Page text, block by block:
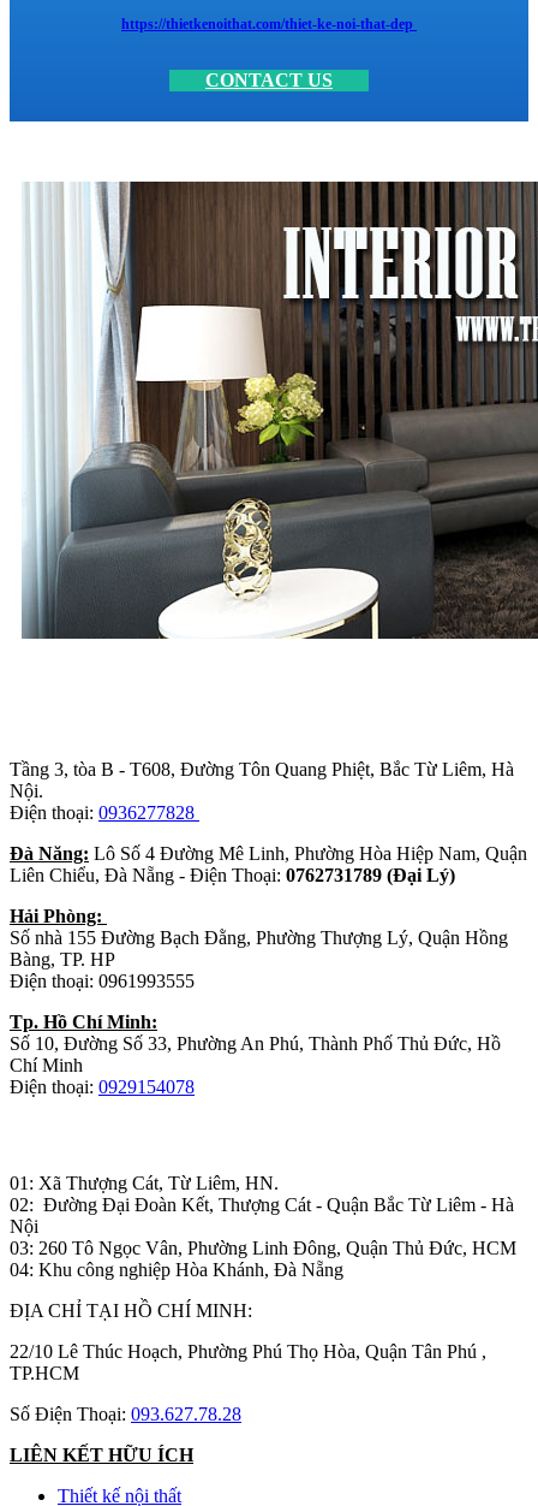
https://thietkenoithat.com/thiet-ke-noi-that-dep
CONTACT US
Tầng 3, tòa B - T608, Đường Tôn Quang Phiệt, Bắc Từ Liêm, Hà
Nội.
Điện thoại: 0936277828
Đà Năng: Lô Số 4 Đường Mê Linh, Phường Hòa Hiệp Nam, Quận
Liên Chiểu, Đà Nẵng - Điện Thoại: 0762731789 (Đại Lý)
Hải Phòng:
Số nhà 155 Đường Bạch Đằng, Phường Thượng Lý, Quận Hồng
Bàng, TP. HP
Điện thoại: 0961993555
Tp. Hồ Chí Minh:
Số 10, Đường Số 33, Phường An Phú, Thành Phố Thủ Đức, Hồ
Chí Minh
Điện thoại: 0929154078
01: Xã Thượng Cát, Từ Liêm, HN.
02: Đường Đại Đoàn Kết, Thượng Cát - Quận Bắc Từ Liêm - Hà
Nội
03: 260 Tô Ngọc Vân, Phường Linh Đông, Quận Thủ Đức, HCM
04: Khu công nghiệp Hòa Khánh, Đà Nẵng
ĐỊA CHỈ TẠI HỒ CHÍ MINH:
22/10 Lê Thúc Hoạch, Phường Phú Thọ Hòa, Quận Tân Phú ,
TP.HCM
Số Điện Thoại: 093.627.78.28
LIÊN KẾT HỮU ÍCH
Thiết kế nội thất